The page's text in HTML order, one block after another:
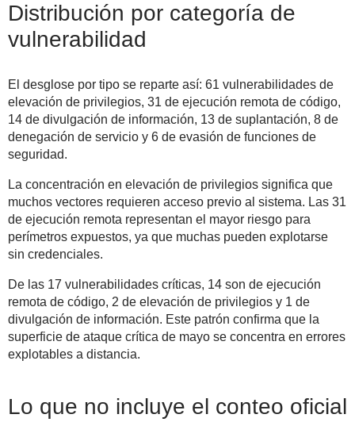
Distribución por categoría de
vulnerabilidad
El desglose por tipo se reparte así: 61 vulnerabilidades de
elevación de privilegios, 31 de ejecución remota de código,
14 de divulgación de información, 13 de suplantación, 8 de
denegación de servicio y 6 de evasión de funciones de
seguridad.
La concentración en elevación de privilegios significa que
muchos vectores requieren acceso previo al sistema. Las 31
de ejecución remota representan el mayor riesgo para
perímetros expuestos, ya que muchas pueden explotarse
sin credenciales.
De las 17 vulnerabilidades críticas, 14 son de ejecución
remota de código, 2 de elevación de privilegios y 1 de
divulgación de información. Este patrón confirma que la
superficie de ataque crítica de mayo se concentra en errores
explotables a distancia.
Lo que no incluye el conteo oficial